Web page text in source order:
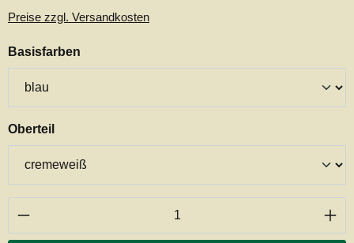
Preise zzgl. Versandkosten
Basisfarben
Oberteilauswählen
Produkt Anzahl: Gib den gewünschten